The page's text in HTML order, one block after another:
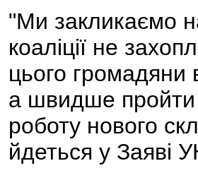
"Ми закликаємо
коаліції не
цього громадяни
а швидше пройти
роботу нового
йдеться у Заяві